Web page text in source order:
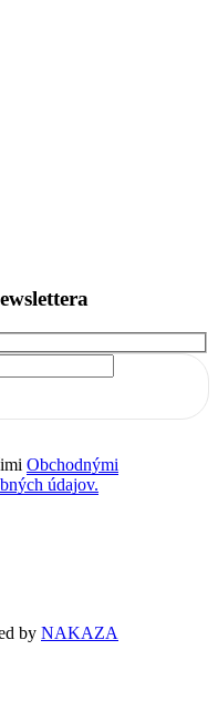
Obchodnými
údajov.
by NAKAZA